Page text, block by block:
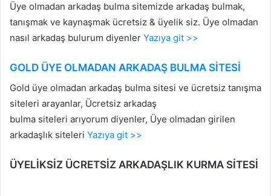
Üye olmadan arkadaş bulma sitemizde arkadaş bulmak,
tanışmak ve kaynaşmak ücretsiz & üyelik siz. Üye olmadan
nasıl arkadaş bulurum diyenler Yazıya git >>
GOLD ÜYE OLMADAN ARKADAŞ BULMA SİTESİ
Gold üye olmadan arkadaş bulma sitesi ve ücretsiz tanışma
siteleri arayanlar, Ücretsiz arkadaş
bulma siteleri arıyorum diyenler, Üye olmadan girilen
arkadaşlık siteleri Yazıya git >>
ÜYELİKSİZ ÜCRETSİZ ARKADAŞLIK KURMA SİTESİ